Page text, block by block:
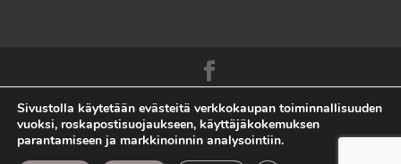
Kah-Parts.fi - Kah-Trucks.fi - Kauppilan
Autohajottamo Oy |Tietosuojaseloste
Toimitusehdot|Ota yhteyttä |Sivuston toteutus
Sivustolla käytetään evästeitä verkkokaupan toiminnallisuuden
vuoksi, roskapostisuojaukseen, käyttäjäkokemuksen
parantamiseen ja markkinoinnin analysointiin.